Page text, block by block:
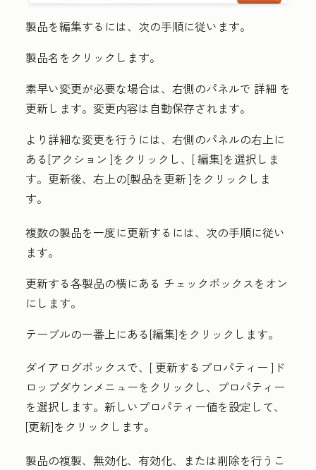
製品を編集するには、次の手順に従います。
製品名 をクリックします。
素早い変更が必要な場合は、右側のパネルで 詳細 を
更新します。変更内容は自動保存されます。
より詳細な変更を行うには、右側のパネルの右上に
ある[アクション ]をクリックし、[編集]を選択しま
す。更新後、右上の[製品を更新]をクリックしま
す。
複数の製品を一度に更新するには、次の手順に従い
ます。
更新する各製品の横にある チェックボックスをオン
にします。
テーブルの一番上にある[編集]をクリックします。
ダイアログボックスで、[ 更新するプロパティー ]ド
ロップダウンメニューをクリックし、 プロパティー
を選択します。新しい プロパティー値を設定して、
[更新]をクリックします。
製品の複製、無効化、有効化、または削除を行うこ